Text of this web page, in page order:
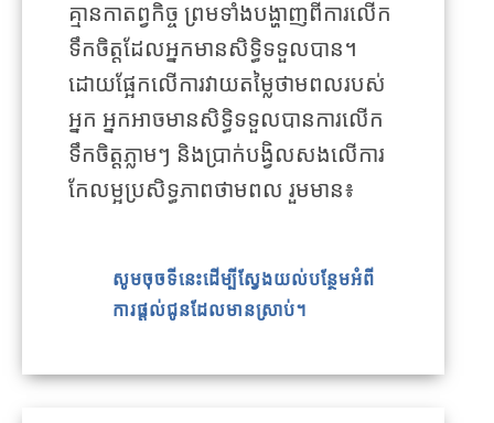
គ្មានកាតព្វកិច្ច ព្រមទាំងបង្ហាញពីការលើក
ទឹកចិត្តដែលអ្នកមានសិទ្ធិទទួលបាន។
ដោយផ្អែកលើការវាយតម្លៃថាមពលរបស់
អ្នក អ្នកអាចមានសិទ្ធិទទួលបានការលើក
ទឹកចិត្តភ្លាមៗ និងប្រាក់បង្វិលសងលើការ
កែលម្អប្រសិទ្ធភាពថាមពល រួមមាន៖
សូមចុចទីនេះដើម្បីស្វែងយល់បន្ថែមអំពី
ការផ្តល់ជូនដែលមានស្រាប់។